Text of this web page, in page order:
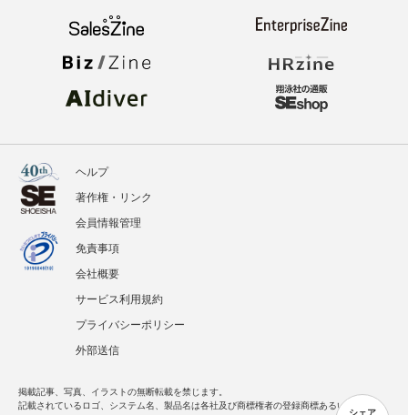
シェア
ヘルプ
著作権・リンク
会員情報管理
免責事項
会社概要
サービス利用規約
プライバシーポリシー
外部送信
掲載記事、写真、イラストの無断転載を禁じます。
記載されているロゴ、システム名、製品名は各社及び商標権者の登録商標あるいは商標で